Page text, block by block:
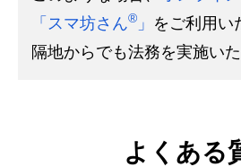
「スマ坊さん® 」 をご利用い
隔地からでも法務を実施いた
よくある